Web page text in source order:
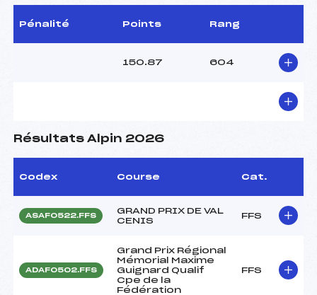
Pénalité Points Rang
150.87 604
Résultats Alpin 2026
Codex Course Cat.
ASAF0522.FFS
GRAND PRIX DE VAL
CENIS
FFS
ADAF0502.FFS
Grand Prix Régional
Mémorial Maxime
Guignard Qualif
Cpe de la
Fédération
FFS